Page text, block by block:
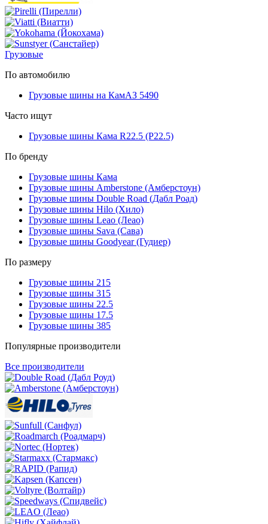
Грузовые
По автомобилю
Грузовые шины на КамАЗ 5490
Часто ищут
Грузовые шины Кама R22.5 (Р22.5)
По бренду
Грузовые шины Кама
Грузовые шины Amberstone (Амберстоун)
Грузовые шины Double Road (Дабл Роад)
Грузовые шины Hilo (Хило)
Грузовые шины Leao (Леао)
Грузовые шины Sava (Сава)
Грузовые шины Goodyear (Гудиер)
По размеру
Грузовые шины 215
Грузовые шины 315
Грузовые шины 22.5
Грузовые шины 17.5
Грузовые шины 385
Популярные производители
Все производители